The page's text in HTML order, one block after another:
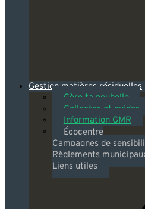
Gestion matières résiduelles
Gère ta poubelle
Collectes et guides
Information GMR
Écocentre
Campagnes de
Règlements
Liens utiles